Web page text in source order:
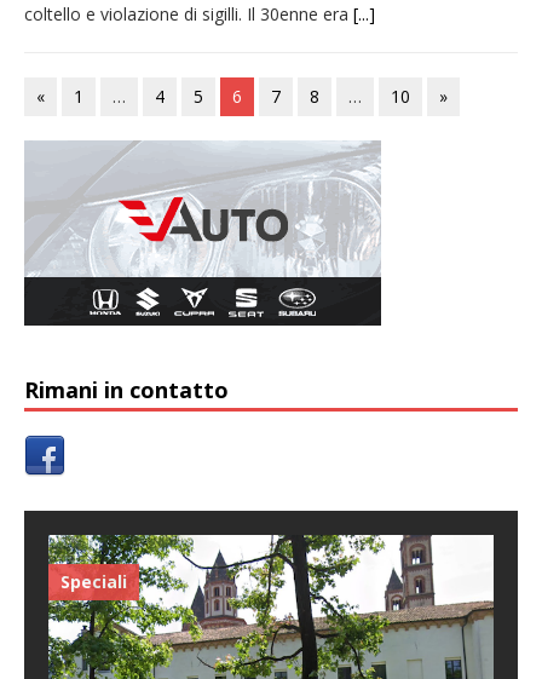
coltello e violazione di sigilli. Il 30enne era [...]
« 1 … 4 5 6 7 8 … 10 »
Rimani in contatto
Speciali